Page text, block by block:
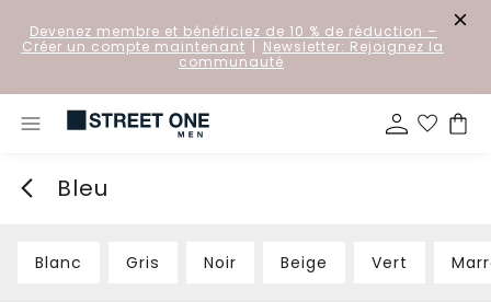
Devenez membre et bénéficiez de 10 % de réduction –
Créer un compte maintenant | Newsletter: Rejoignez la
communauté
Bleu
Blanc Gris Noir Beige Vert